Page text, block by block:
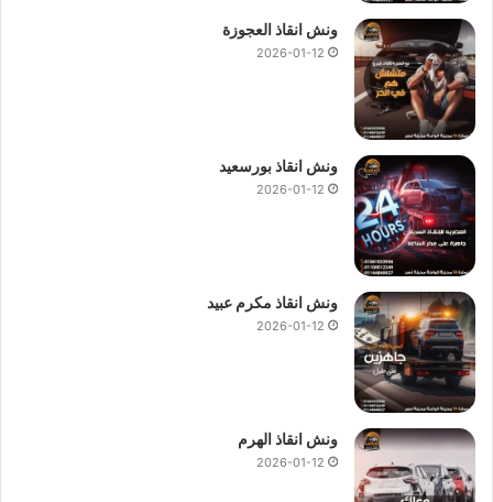
ونش انقاذ العجوزة
2026-01-12
ونش انقاذ بورسعيد
2026-01-12
ونش انقاذ مكرم عبيد
2026-01-12
ونش انقاذ الهرم
2026-01-12